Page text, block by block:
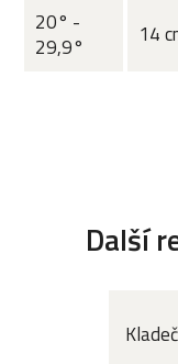
20° -
29,9°
14
Další